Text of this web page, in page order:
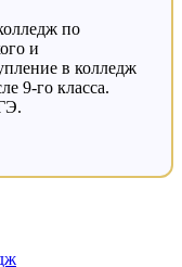
по
и
в колледж
9-го класса.